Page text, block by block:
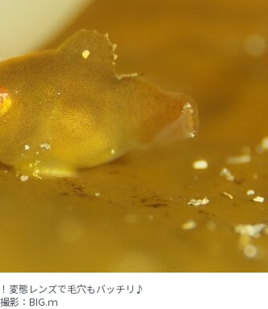
変態レンズで毛穴もバッチリ♪
撮影：BIG.ｍ